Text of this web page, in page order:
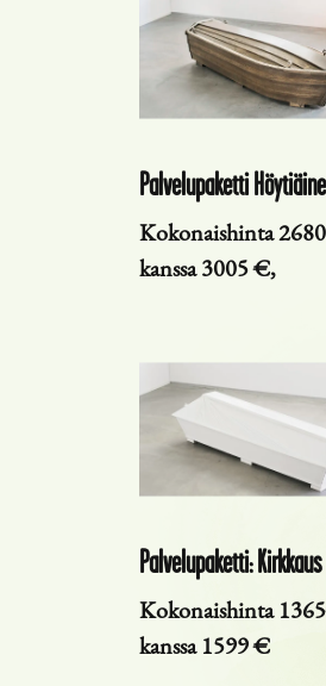
Palvelupaketti
Kokonaishinta
kanssa 3005 €,
Palvelupaketti: Kirkkaus
Kokonaishinta
kanssa 1599 €